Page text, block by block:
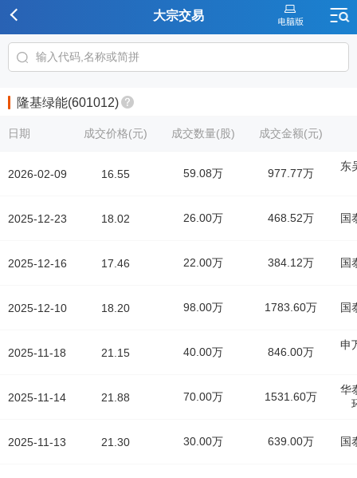
大宗交易
隆基绿能(601012)
日期
2026-02-09
2025-12-23
2025-12-16
2025-12-10
2025-11-18
2025-11-14
2025-11-13
成交价格(元) 成交数量(股) 成交金额(元)
16.55 59.08万 977.77万
东
18.02 26.00万 468.52万 国
17.46 22.00万 384.12万 国
18.20 98.00万 1783.60万 国
21.15 40.00万 846.00万
申
21.88 70.00万 1531.60万
华
21.30 30.00万 639.00万 国